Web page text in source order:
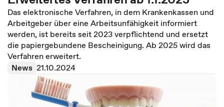
Das elektronische Verfahren, in dem Krankenkassen und
Arbeitgeber über eine Arbeitsunfähigkeit informiert
werden, ist bereits seit 2023 verpflichtend und ersetzt
die papiergebundene Bescheinigung. Ab 2025 wird das
Verfahren erweitert.
News 21.10.2024